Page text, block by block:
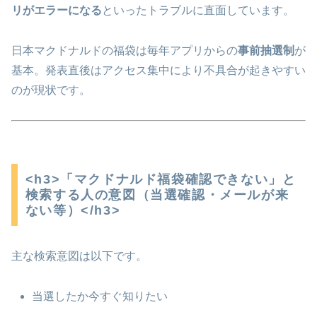
リがエラーになる といったトラブルに直面しています。
日本マクドナルドの福袋は毎年アプリからの事前抽選制 が
基本。発表直後はアクセス集中により不具合が起きやすい
のが現状です。
<h3>「マクドナルド福袋確認できない」と
検索する人の意図（当選確認・メールが来
ない等）</h3>
主な検索意図は以下です。
当選したか今すぐ知りたい